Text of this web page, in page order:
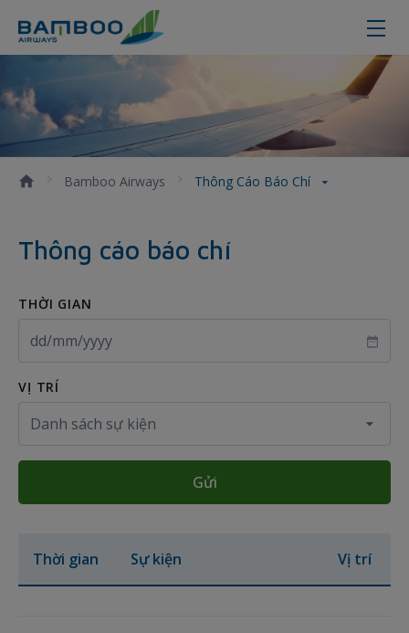
Thông cáo báo chí - Bamboo
Bamboo Airways Thông Cáo Báo Chí
Thông cáo báo chí
THỜI GIAN
VỊ TRÍ
Gửi
Thời gian Sự kiện Vị trí